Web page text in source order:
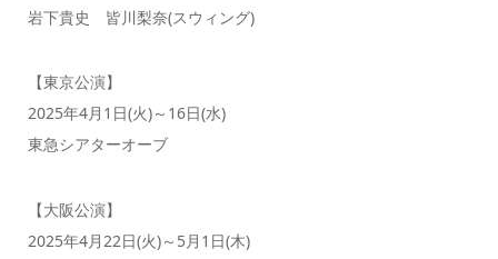
岩下貴史 皆川梨奈(スウィング)
【東京公演】
2025年4月1日(火)～16日(水)
東急シアターオーブ
【大阪公演】
2025年4月22日(火)～5月1日(木)